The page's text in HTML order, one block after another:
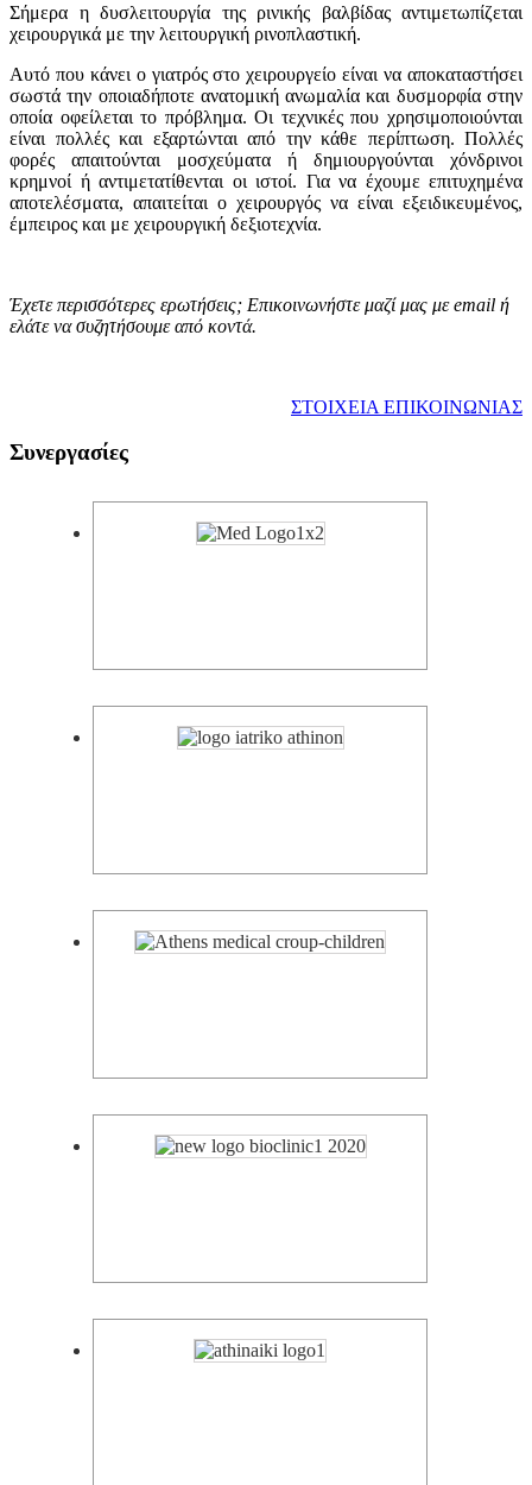
Σήμερα η δυσλειτουργία της ρινικής βαλβίδας αντιμετωπίζεται
χειρουργικά με την λειτουργική ρινοπλαστική.
Αυτό που κάνει ο γιατρός στο χειρουργείο είναι να αποκαταστήσει
σωστά την οποιαδήποτε ανατομική ανωμαλία και δυσμορφία στην
οποία οφείλεται το πρόβλημα. Οι τεχνικές που χρησιμοποιούνται
είναι πολλές και εξαρτώνται από την κάθε περίπτωση. Πολλές
φορές απαιτούνται μοσχεύματα ή δημιουργούνται χόνδρινοι
κρημνοί ή αντιμετατίθενται οι ιστοί. Για να έχουμε επιτυχημένα
αποτελέσματα, απαιτείται ο χειρουργός να είναι εξειδικευμένος,
έμπειρος και με χειρουργική δεξιοτεχνία.
Έχετε περισσότερες ερωτήσεις; Επικοινωνήστε μαζί μας με email ή
ελάτε να συζητήσουμε από κοντά.
ΣΤΟΙΧΕΙΑ ΕΠΙΚΟΙΝΩΝΙΑΣ
Συνεργασίες